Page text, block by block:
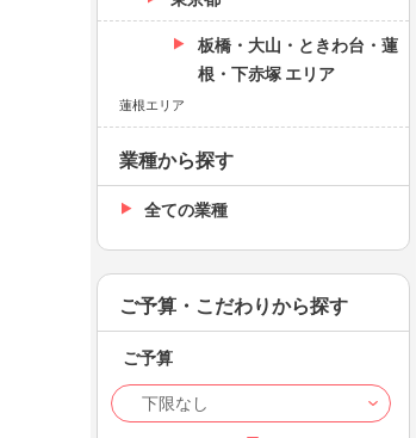
板橋・大山・ときわ台・蓮
根・下赤塚 エリア
蓮根エリア
業種から探す
全ての業種
ご予算・こだわりから探す
ご予算